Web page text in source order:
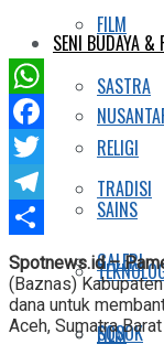
FILM
SASTRA
RELIGI
SAINS
SOSOK
SENI BUDAYA &
TRADISI
GALERI
FILM
WhatsApp
Facebook
Twitter
Telegram
Share
Spotnews.id –
(Baznas)
dana untuk
Aceh, Sumatra